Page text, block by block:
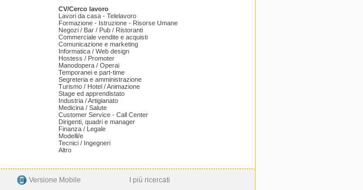
CV/Cerco lavoro
Lavori da casa - Telelavoro
Formazione - Istruzione - Risorse Umane
Negozi / Bar / Pub / Ristoranti
Commerciale vendite e acquisti
Comunicazione e marketing
Informatica / Web design
Hostess / Promoter
Manodopera / Operai
Temporanei e part-time
Segreteria e amministrazione
Turismo / Hotel / Animazione
Stage ed apprendistato
Industria / Artigianato
Medicina / Salute
Customer Service - Call Center
Dirigenti, quadri e manager
Finanza / Legale
Modelli/e
Tecnici / Ingegneri
Altro
Versione Mobile I più ricercati